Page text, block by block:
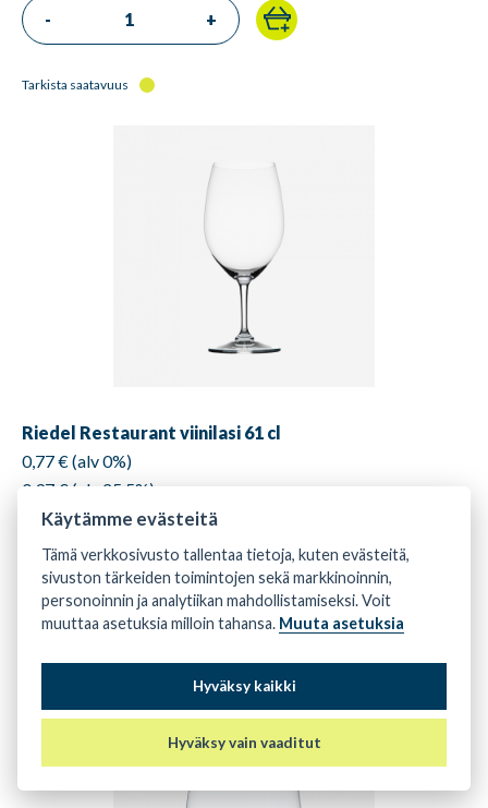
- +
Tarkista saatavuus
Riedel Restaurant viinilasi 61 cl
0,77 € (alv 0%)
0,97 € (alv 25,5%)
Cabernet/Merlot
- +
Tarkista saatavuus
Käytämme evästeitä
Tämä verkkosivusto tallentaa tietoja, kuten evästeitä,
sivuston tärkeiden toimintojen sekä markkinoinnin,
personoinnin ja analytiikan mahdollistamiseksi. Voit
muuttaa asetuksia milloin tahansa. Muuta asetuksia
Hyväksy kaikki
Hyväksy vain vaaditut